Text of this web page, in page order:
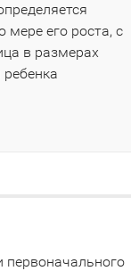
мере его роста, с
в размерах
первоначального